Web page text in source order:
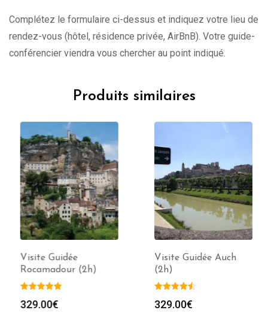
Complétez le formulaire ci-dessus et indiquez votre lieu de
rendez-vous (hôtel, résidence privée, AirBnB). Votre guide-
conférencier viendra vous chercher au point indiqué.
Produits similaires
Visite Guidée
Rocamadour (2h)
329.00€
Visite Guidée Auch
(2h)
329.00€